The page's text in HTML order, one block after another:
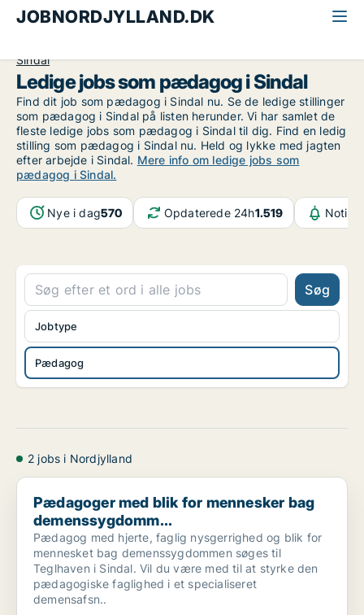
JOBNORDJYLLAND.DK
Sindal
Ledige jobs som pædagog i Sindal
Find dit job som pædagog i Sindal nu. Se de ledige stillinger
som pædagog i Sindal på listen herunder. Vi har samlet de
fleste ledige jobs som pædagog i Sindal til dig. Find en ledig
stilling som pædagog i Sindal nu. Held og lykke med jagten
efter arbejde i Sindal. Mere info om ledige jobs som
pædagog i Sindal.
Nye i dag570 Opdaterede 24h1.519
Søg
Pædagog
Jobtype
2 jobs i Nordjylland
Pædagoger med blik for mennesker bag demenssygdomm...
Pædagoger med blik for mennesker bag
demenssygdomm...
Pædagog med hjerte, faglig nysgerrighed og blik for
mennesket bag demenssygdommen søges til
Teglhaven i Sindal. Vil du være med til at styrke den
pædagogiske faglighed i et specialiseret
demensafsn..